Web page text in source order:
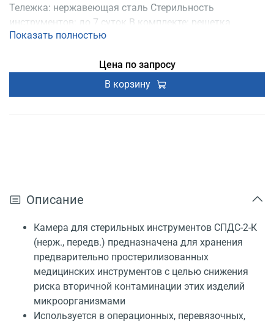
Тележка: нержавеющая сталь Стерильность
инструментов: до 7 суток В комплекте: решетка
Регистрационное удостоверение
Показать полностью
Цена по запросу
В корзину
Описание
Камера для стерильных инструментов СПДС-2-К
(нерж., передв.) предназначена для хранения
предварительно простерилизованных
медицинских инструментов с целью снижения
риска вторичной контаминации этих изделий
микроорганизмами
Используется в операционных, перевязочных,